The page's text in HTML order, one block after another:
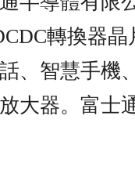
轉換器晶
、智慧手機
大器。富士